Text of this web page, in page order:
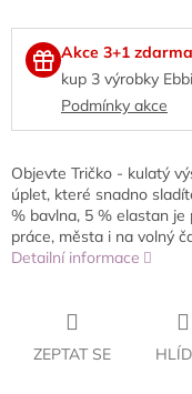
Akce 3+1 zdarma
kup 3 výrobky
Podmínky akce
Objevte Tričko - kulatý
úplet, které snadno
% bavlna, 5 % elastan
práce, města i na volný
Detailní informace
ZEPTAT SE